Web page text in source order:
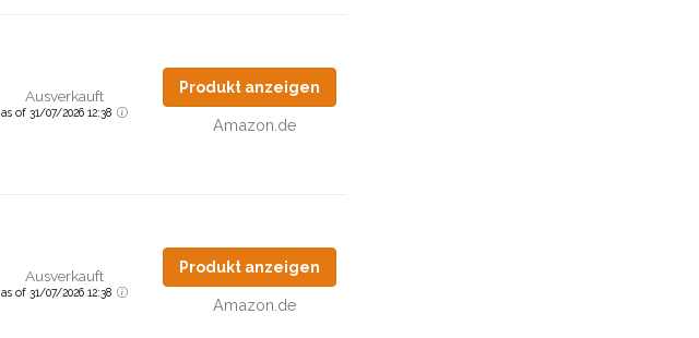
Ausverkauft
as of 31/07/2026 12:38
Produkt anzeigen
Amazon.de
Ausverkauft
as of 31/07/2026 12:38
Produkt anzeigen
Amazon.de